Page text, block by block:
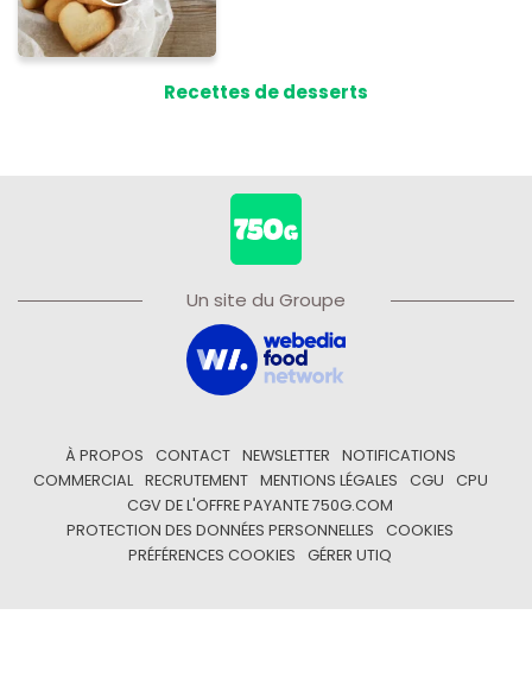
Recettes de desserts
Un site du Groupe
À PROPOS CONTACT NEWSLETTER
NOTIFICATIONS
COMMERCIAL
RECRUTEMENT MENTIONS LÉGALES CGU
CPU
CGV DE L'OFFRE PAYANTE 750G.COM
PROTECTION DES DONNÉES PERSONNELLES
COOKIES
PRÉFÉRENCES COOKIES
GÉRER UTIQ